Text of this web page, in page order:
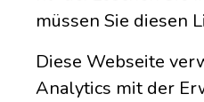
müssen Sie diesen
Diese Webseite
Analytics mit der